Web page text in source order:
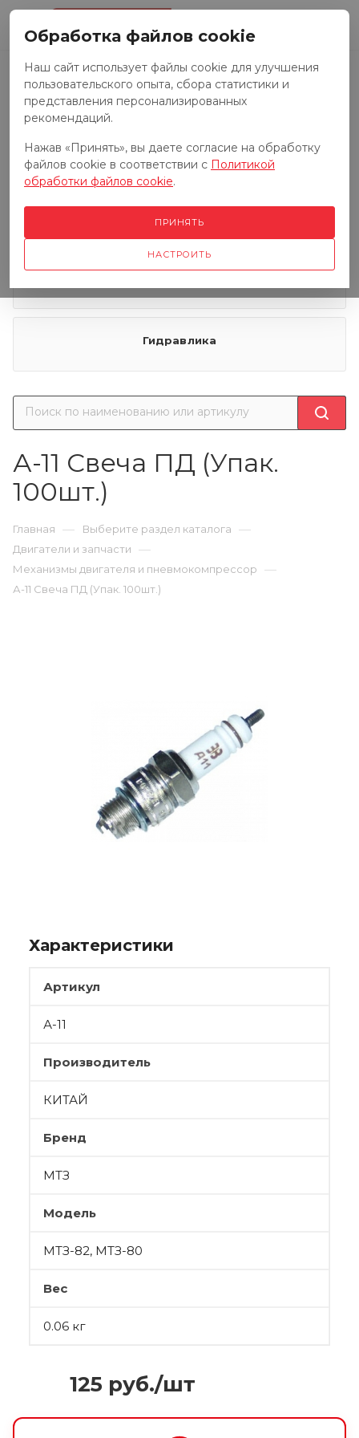
Запчасти к тракторам
Запчасти к грузовым автомобилям
Гидравлика
А-11 Свеча ПД (Упак.
100шт.)
Главная — Выберите раздел каталога —
Двигатели и запчасти —
Механизмы двигателя и пневмокомпрессор —
А-11 Свеча ПД (Упак. 100шт.)
Характеристики
Артикул
А-11
Производитель
КИТАЙ
Бренд
МТЗ
Модель
МТЗ-82, МТЗ-80
Вес
0.06 кг
125 руб./шт
Обработка файлов cookie
Наш сайт использует файлы cookie для улучшения
пользовательского опыта, сбора статистики и
представления персонализированных
рекомендаций.
Нажав «Принять», вы даете согласие на обработку
файлов cookie в соответствии с Политикой
обработки файлов cookie.
НАСТРОИТЬ
ПРИНЯТЬ